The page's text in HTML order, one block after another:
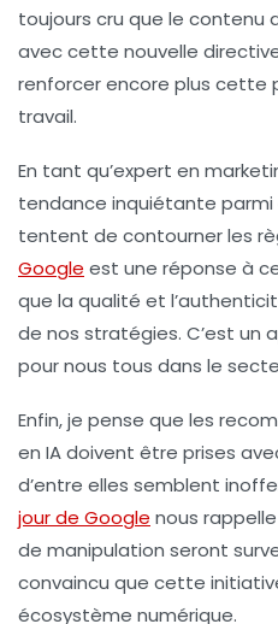
toujours cru que le contenu
avec cette nouvelle
renforcer encore plus cette
travail.
En tant qu’expert en
tendance inquiétante
tentent de contourner les
Google est une réponse à
que la qualité et
de nos stratégies. C’est un
pour nous tous dans le
Enfin, je pense que les
en IAdoivent être prises
d’entre elles semblent
jour de Google nous
de manipulation seront
convaincu que cette
écosystème numérique.